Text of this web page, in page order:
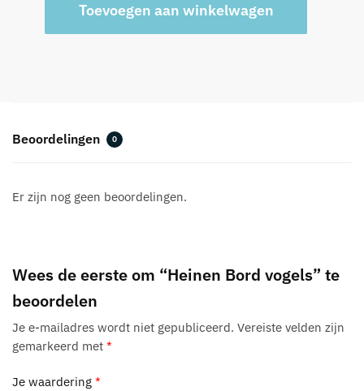
vogels
Toevoegen aan winkelwagen
Beoordelingen 0
Er zijn nog geen beoordelingen.
Wees de eerste om “Heinen Bord vogels” te
beoordelen
Je e-mailadres wordt niet gepubliceerd. Vereiste velden zijn
gemarkeerd met *
Je waardering *